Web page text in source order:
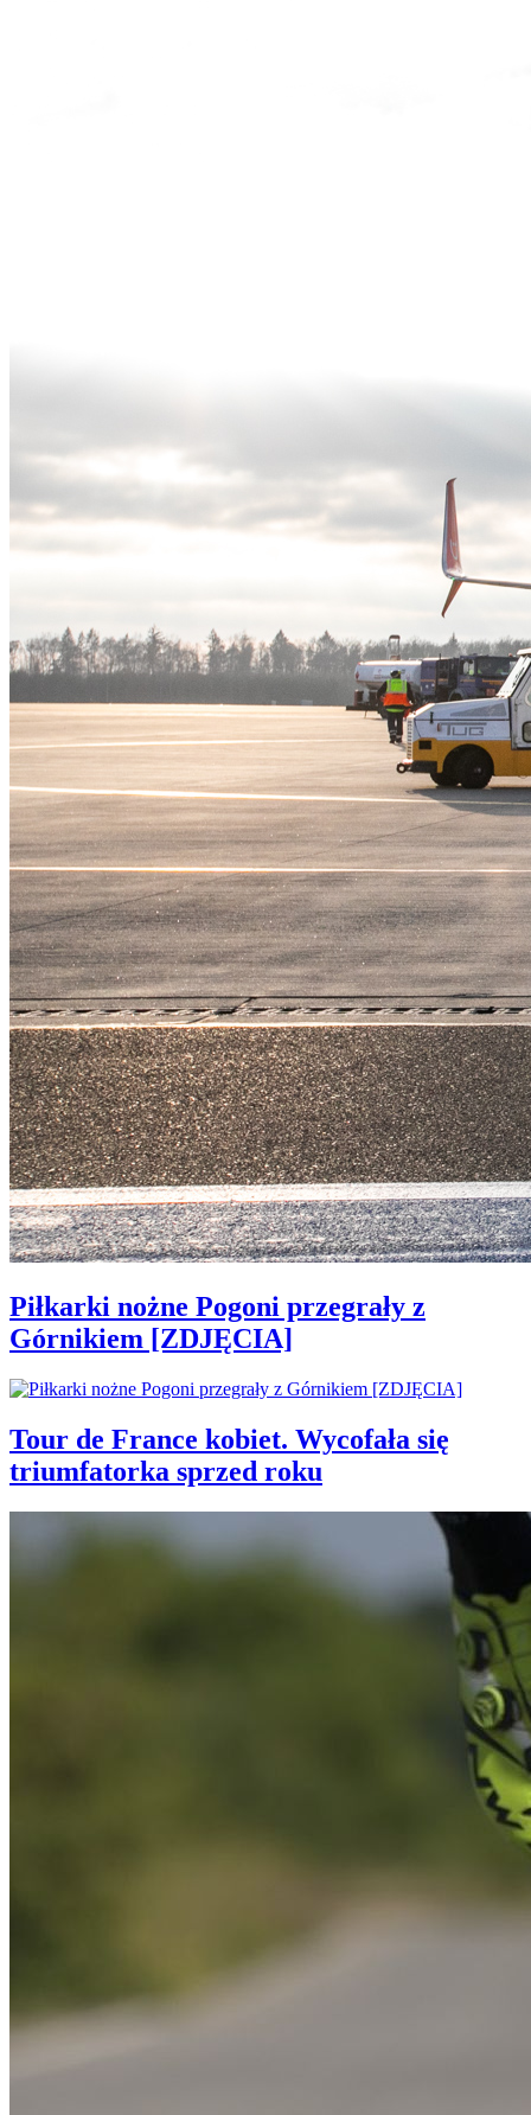
Piłkarki nożne Pogoni przegrały z
Górnikiem [ZDJĘCIA]
Tour de France kobiet. Wycofała się
triumfatorka sprzed roku